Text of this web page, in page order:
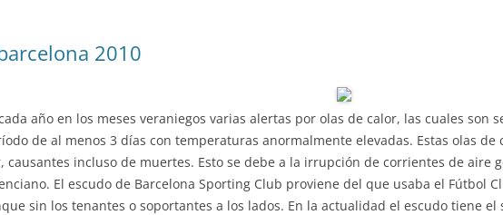
2010
año en los meses veraniegos varias alertas por olas de calor, las cuales son
de al menos 3 días con temperaturas anormalmente elevadas. Estas olas
causantes incluso de muertes. Esto se debe a la irrupción de corrientes de aire
El escudo de Barcelona Sporting Club proviene del que usaba el Fútbol
sin los tenantes o soportantes a los lados. En la actualidad el escudo tiene